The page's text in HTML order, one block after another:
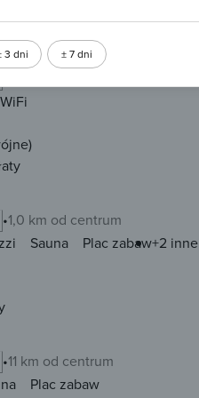
3 dni ± 7 dni
Bez przedpłaty
WiFi
1,0 km od centrum
Sauna Plac zabaw+2 inne
11 km od centrum
Plac zabaw